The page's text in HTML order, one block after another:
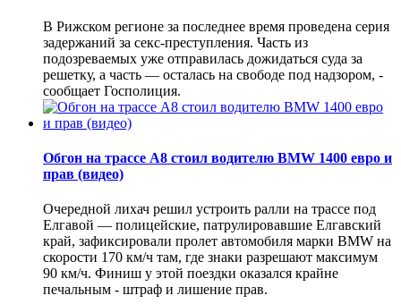
В Рижском регионе за последнее время проведена серия
задержаний за секс-преступления. Часть из
подозреваемых уже отправилась дожидаться суда за
решетку, а часть — осталась на свободе под надзором, -
сообщает Госполиция.
Обгон на трассе А8 стоил водителю BMW 1400 евро и
прав (видео)
Очередной лихач решил устроить ралли на трассе под
Елгавой — полицейские, патрулировавшие Елгавский
край, зафиксировали пролет автомобиля марки BMW на
скорости 170 км/ч там, где знаки разрешают максимум
90 км/ч. Финиш у этой поездки оказался крайне
печальным - штраф и лишение прав.